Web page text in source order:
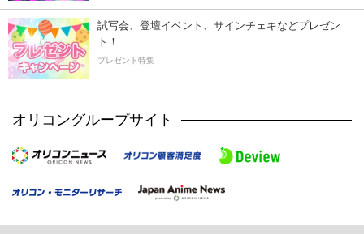
試写会、登壇イベント、サインチェキなどプレゼン
ト！
プレゼント特集
オリコングループサイト